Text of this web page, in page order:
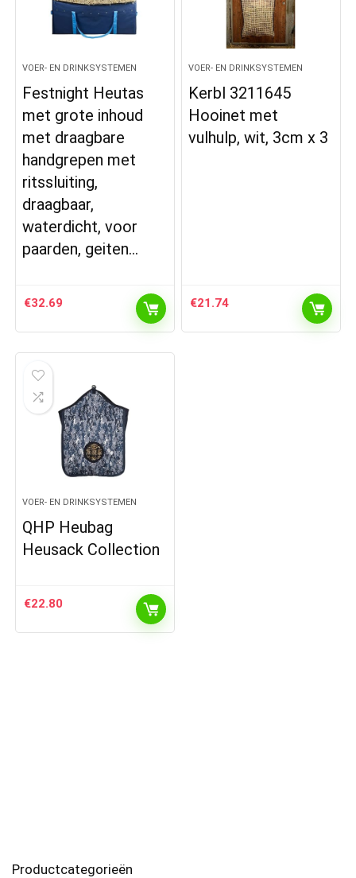
VOER- EN DRINKSYSTEMEN
Festnight Heutas
met grote inhoud
met draagbare
handgrepen met
ritssluiting,
draagbaar,
waterdicht, voor
paarden, geiten…
€32.69
VOER- EN DRINKSYSTEMEN
Kerbl 3211645
Hooinet met
vulhulp, wit, 3cm x 3
€21.74
VOER- EN DRINKSYSTEMEN
QHP Heubag
Heusack Collection
€22.80
Productcategorieën